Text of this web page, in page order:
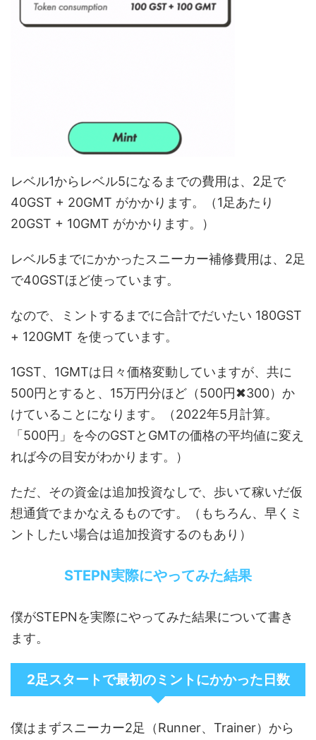
レベル1からレベル5になるまでの費用は、2足で
40GST + 20GMT がかかります。（1足あたり
20GST + 10GMT がかかります。）
レベル5までにかかったスニーカー補修費用は、2足
で40GSTほど使っています。
なので、ミントするまでに合計でだいたい 180GST
+ 120GMT を使っています。
1GST、1GMTは日々価格変動していますが、共に
500円とすると、15万円分ほど（500円✖︎300）か
けていることになります。（2022年5月計算。
「500円」を今のGSTとGMTの価格の平均値に変え
れば今の目安がわかります。）
ただ、その資金は追加投資なしで、歩いて稼いだ仮
想通貨でまかなえるものです。（もちろん、早くミ
ントしたい場合は追加投資するのもあり）
STEPN実際にやってみた結果
僕がSTEPNを実際にやってみた結果について書き
ます。
2足スタートで最初のミントにかかった日数
僕はまずスニーカー2足（Runner、Trainer）から